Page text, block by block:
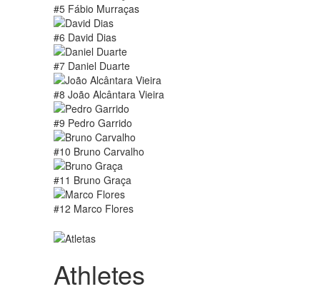
#5 Fábio Murraças
#6 David Dias
#7 Daniel Duarte
#8 João Alcântara Vieira
#9 Pedro Garrido
#10 Bruno Carvalho
#11 Bruno Graça
#12 Marco Flores
Athletes